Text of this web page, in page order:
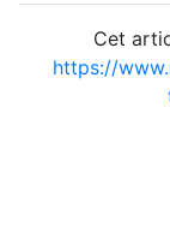
Cet
https://